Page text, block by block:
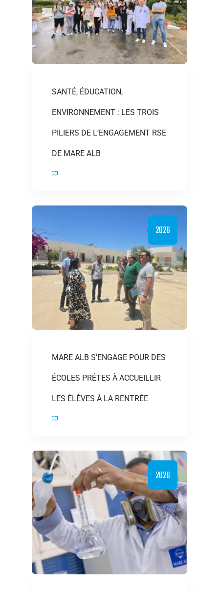
SANTÉ, ÉDUCATION,
ENVIRONNEMENT : LES TROIS
PILIERS DE L’ENGAGEMENT RSE
DE MARE ALB
2026
MARE ALB S’ENGAGE POUR DES
ÉCOLES PRÊTES À ACCUEILLIR
LES ÉLÈVES À LA RENTRÉE
2026